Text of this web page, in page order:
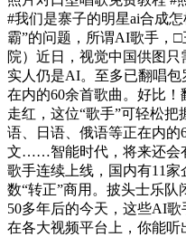
#我们是寨子的明星ai合成
霸”的问题，所谓AI歌手，
院）近日，视觉中国供图
实人仍是AI。至多已翻唱
在内的60余首歌曲。好比！
走红，这位“歌手”可轻松
语、日语、俄语等正在内
文……智能时代，将来还会
歌手连续上线，国内有11
数“转正”商用。披头士乐队
50多年后的今天，这些AI
在各大视频平台上，你能听